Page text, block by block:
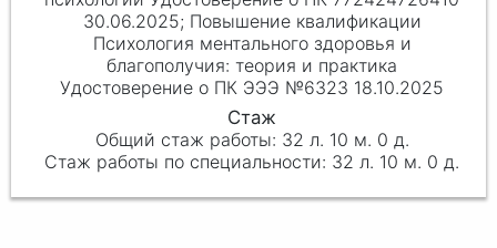
30.06.2025; Повышение квалификации
Психология ментального здоровья и
благополучия: теория и практика
Удостоверение о ПК ЭЭЭ №6323 18.10.2025
32 л. 10 м. 0 д.
32 л. 10 м. 0 д.